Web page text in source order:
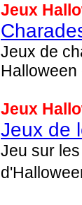
Jeux
Jeux de
Jeux
Jeux de
Jeu sur